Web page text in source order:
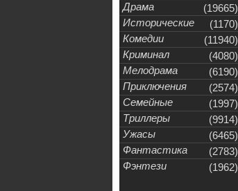
Драма
(19665)
Исторические
(1170)
Комедии
(11940)
Криминал
(4080)
Мелодрама
(6190)
Приключения
(2574)
Семейные
(1997)
Триллеры
(9914)
Ужасы
(6465)
Фантастика
(2783)
Фэнтези
(1962)